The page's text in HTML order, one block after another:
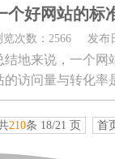
个好网站的标
发布
览次数：2566
结地来说，一个网
的访问量与转化率
标准。 &nb...
210条 18/21 页 首